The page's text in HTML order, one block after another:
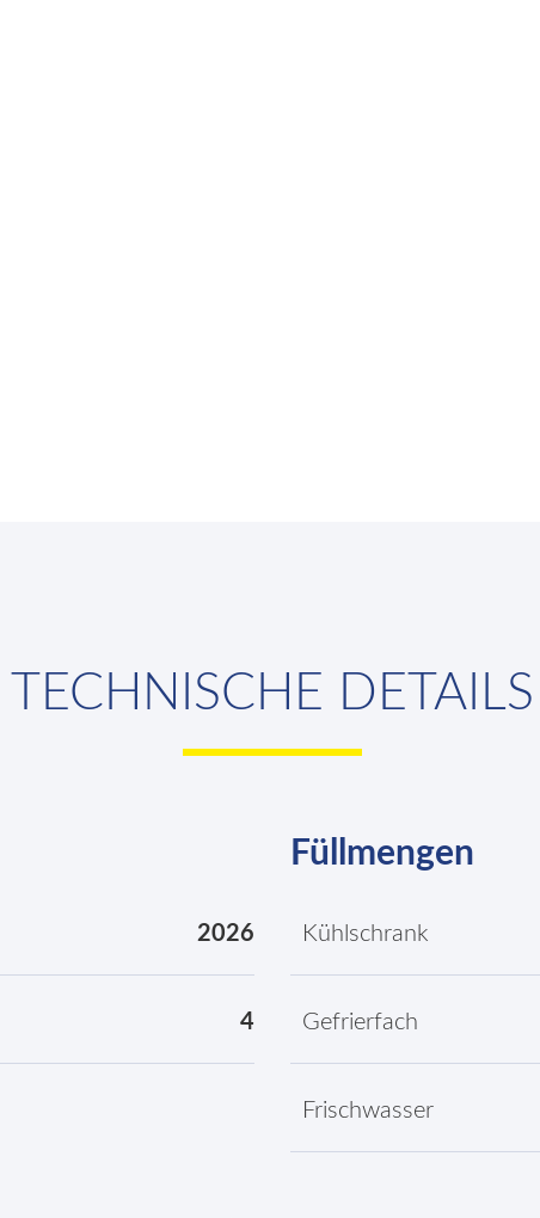
TECHNISCHE DETAILS
2026
4
Füllmengen
Kühlschrank
Gefrierfach
Frischwasser